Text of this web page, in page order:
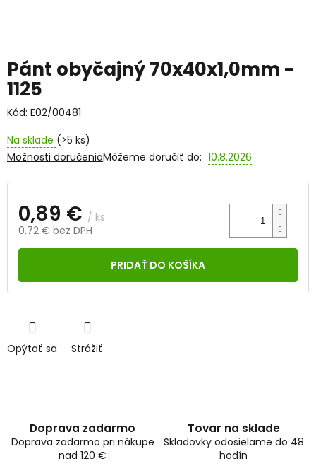
Pánt obyčajný 70x40x1,0mm -
1125
Kód: E02/00481
Na sklade (>5 ks)
Môžeme doručiť do: 10.8.2026
Možnosti doručenia
0,89 € / ks
0,72 € bez DPH
Jednotková
PRIDAŤ DO KOŠÍKA
Opýtať sa Strážiť
Doprava zadarmo
Doprava zadarmo pri nákupe
nad 120 €
Tovar na sklade
Skladovky odosielame do 48
hodín